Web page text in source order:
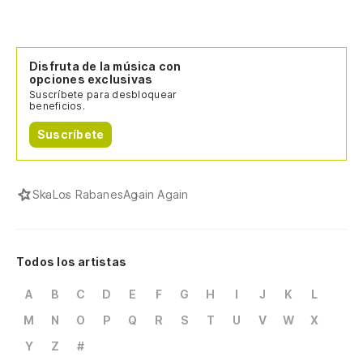
Disfruta de la música con
opciones exclusivas
Suscríbete para desbloquear
beneficios.
Suscríbete
SkaLos RabanesAgain Again
Todos los artistas
A B C D E F G H I J K
L
M
N O P Q R S T U V W
X
Y
Z #